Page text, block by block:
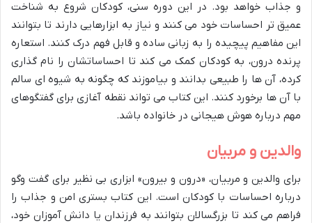
و جذاب خواهد بود. در این دوره سنی، کودکان شروع به شناخت
عمیق تر احساسات خود می کنند و نیاز به ابزارهایی دارند تا بتوانند
این مفاهیم پیچیده را به زبانی ساده و قابل فهم درک کنند. استعاره
پرنده درون، به کودکان کمک می کند تا احساساتشان را نام گذاری
کرده، آن ها را طبیعی بدانند و بیاموزند که چگونه به شیوه ای سالم
با آن ها برخورد کنند. این کتاب می تواند نقطه آغازی برای گفتگوهای
مهم درباره هوش هیجانی در خانواده باشد.
والدین و مربیان
برای والدین و مربیان، «درون و بیرون» ابزاری بی نظیر برای گفت وگو
درباره احساسات با کودکان است. این کتاب بستری امن و جذاب را
فراهم می کند تا بزرگسالان بتوانند به فرزندان یا دانش آموزان خود،